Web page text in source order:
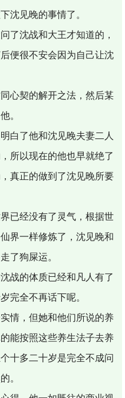
沈见晚的事情了。
了沈战和大王才知道的，
便很不安会因为自己让沈
心契的解开之法，然后某
。
白了他和沈见晚夫妻二人
所以现在的他也早就绝了
真正的做到了沈见晚所要
已经没有了灵气，根据世
界一样修炼了，沈见晚和
了狗屎运。
战的体质已经和凡人有了
完全不再话下呢。
情，但她和他们所说的养
能按照这些养生法子去养
十多二十岁是完全不成问
。